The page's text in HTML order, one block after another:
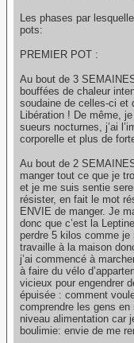
Les phases par
pots:
PREMIER POT :
Au bout de 3
bouffées de chaleur
soudaine de celles-ci et
Libération ! De même,
sueurs nocturnes, j’ai
corporelle et plus de
Au bout de 2
manger tout ce que je
et je me suis sentie
résister, en fait le mot
ENVIE de manger. Je
donc que c’est la
perdre 5 kilos comme je
travaille à la maison
j’ai commencé à
à faire du vélo
vicieux pour engendrer
épuisée : comment
comprendre les gens
niveau alimentation car
boulimie: envie de me